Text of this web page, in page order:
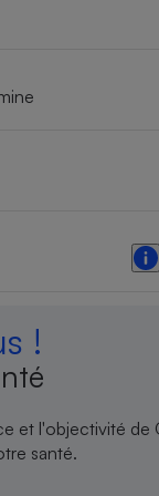
!
et l'objectivité de
santé.